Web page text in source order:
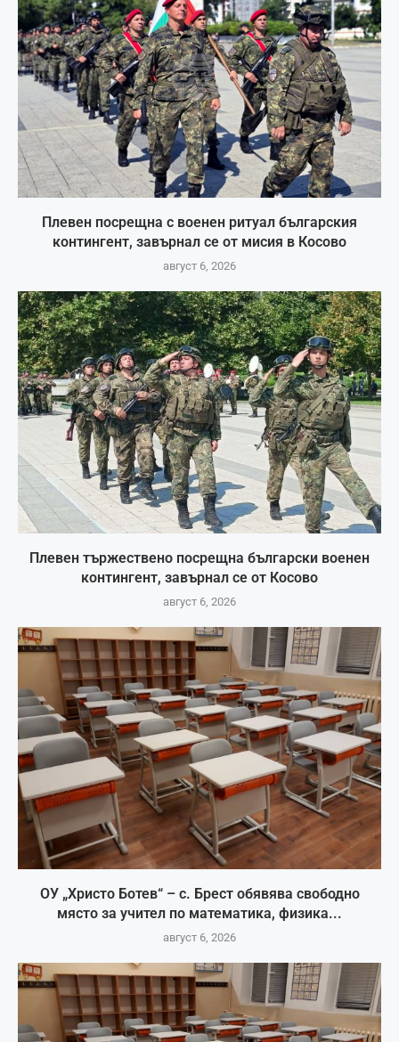
Плевен посрещна с военен ритуал българския
контингент, завърнал се от мисия в Косово
август 6, 2026
Плевен тържествено посрещна български военен
контингент, завърнал се от Косово
август 6, 2026
ОУ „Христо Ботев“ – с. Брест обявява свободно
място за учител по математика, физика...
август 6, 2026